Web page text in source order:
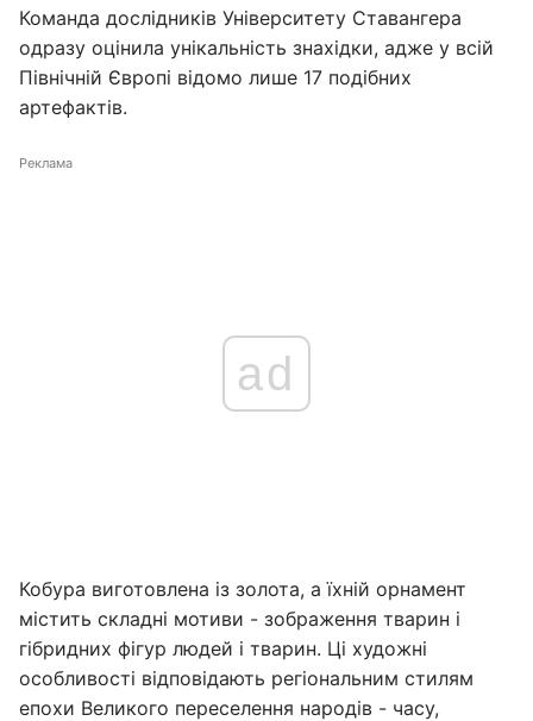
Команда дослідників Університету Ставангера
одразу оцінила унікальність знахідки, адже у всій
Північній Європі відомо лише 17 подібних
артефактів.
Реклама
ad
Кобура виготовлена із золота, а їхній орнамент
містить складні мотиви - зображення тварин і
гібридних фігур людей і тварин. Ці художні
особливості відповідають регіональним стилям
епохи Великого переселення народів - часу,